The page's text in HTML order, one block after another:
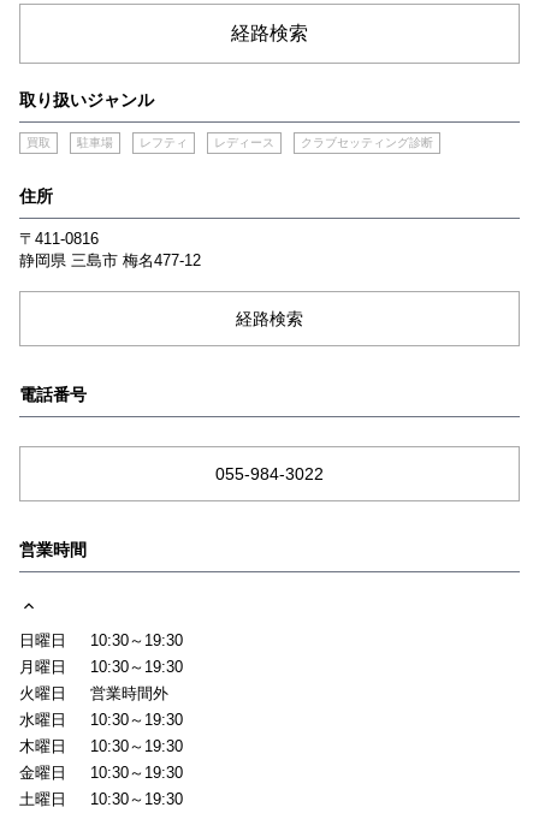
経路検索
取り扱いジャンル
買取 駐車場 レフティ レディース クラブセッティング診断
住所
〒411-0816
静岡県 三島市 梅名477-12
経路検索
電話番号
055-984-3022
営業時間
日曜日
10:30～19:30
月曜日
10:30～19:30
火曜日
営業時間外
水曜日
10:30～19:30
木曜日
10:30～19:30
金曜日
10:30～19:30
土曜日
10:30～19:30